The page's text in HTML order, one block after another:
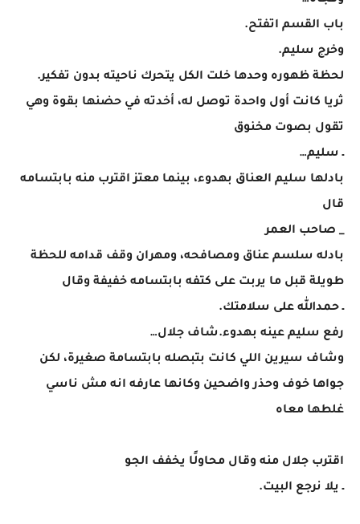
باب القسم اتفتح.
وخرج سليم.
لحظة ظهوره وحدها خلت الكل يتحرك ناحيته بدون تفكير.
ثريا كانت أول واحدة توصل له، أخدته في حضنها بقوة وهي
تقول بصوت مخنوق
ـ سليم…
بادلها سليم العناق بهدوء، بينما معتز اقترب منه بابتسامه
قال
_ صاحب العمر
بادله سلسم عناق ومصافحه، ومهران وقف قدامه للحظة
طويلة قبل ما يربت على كتفه بابتسامه خفيفة وقال
ـ حمدالله على سلامتك.
رفع سليم عينه بهدوء.شاف جلال…
وشاف سيرين اللي كانت بتبصله بابتسامة صغيرة، لكن
جواها خوف وحذر واضحين وكانها عارفه انه مش ناسي
غلطها معاه
اقترب جلال منه وقال محاولًا يخفف الجو
ـ يلا نرجع البيت.